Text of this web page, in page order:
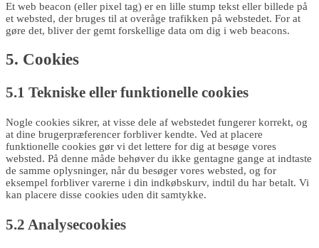
Et web beacon (eller pixel tag) er en lille stump tekst eller billede på
et websted, der bruges til at overåge trafikken på webstedet. For at
gøre det, bliver der gemt forskellige data om dig i web beacons.
5. Cookies
5.1 Tekniske eller funktionelle cookies
Nogle cookies sikrer, at visse dele af webstedet fungerer korrekt, og
at dine brugerpræferencer forbliver kendte. Ved at placere
funktionelle cookies gør vi det lettere for dig at besøge vores
websted. På denne måde behøver du ikke gentagne gange at indtaste
de samme oplysninger, når du besøger vores websted, og for
eksempel forbliver varerne i din indkøbskurv, indtil du har betalt. Vi
kan placere disse cookies uden dit samtykke.
5.2 Analysecookies